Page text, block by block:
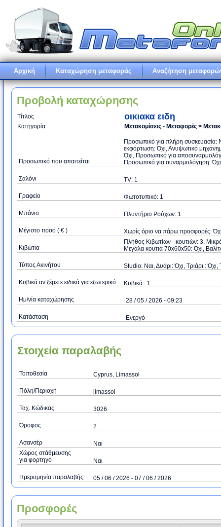
Αρχική Καταχώρηση μεταφοράς Αναζήτηση
Προβολή καταχώρησης
Τίτλος οικιακα ειδη
Κατηγορία Μετακομίσεις - Μεταφορές >
Προσωπικό που απαιτείται
Προσωπικό για πλήρη
εκφόρτωση: Όχι, Ανυψωτικό
Όχι, Προσωπικό για
Προσωπικό για συναρμολόγηση:
Σαλόνι TV: 1
Γραφείο Φωτοτυπικό: 1
Μπάνιο Πλυντήριο Ρούχων: 1
Μέγιστο ποσό ( € ) Xωρίς όριο να πάρω προσφορές:
Κιβώτια
Πλήθος Κιβωτίων - κουτιών: 3,
Μεγάλα κουτιά 70x60x50: Όχι,
Τύπος Ακινήτου Studio: Ναι, Δυάρι: Όχι, Τριάρι : Όχι,
Kυβικά αν ξέρετε ειδικά για εξωτερικό Κυβικά : 1
Ημ/νία καταχώρησης 28 / 05 / 2026 - 09:23
Κατάσταση Ενεργό
Στοιχεία παραλαβής
Τοποθεσία Cyprus, Limassol
Πόλη/Περιοχή limassol
Ταχ. Κώδικας 3026
Όροφος 2
Ασανσέρ
Ναι
Χώρος στάθμευσης
για φορτηγό
Ναι
Ημερομηνία παραλαβής 05 / 06 / 2026 - 07 / 06 / 2026
Προσφορές